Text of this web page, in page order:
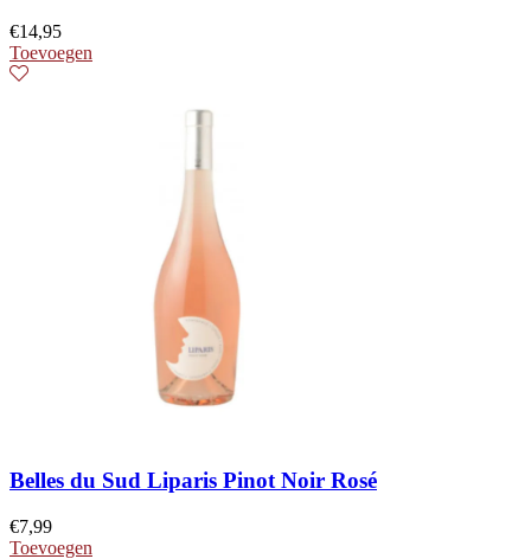
€14,95
Toevoegen
Belles du Sud Liparis Pinot Noir Rosé
€7,99
Toevoegen